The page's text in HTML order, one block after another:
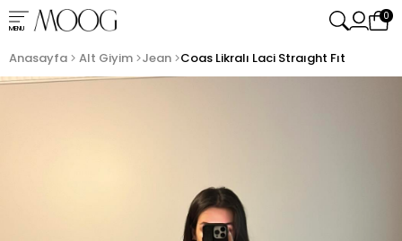
MENU
0
Anasayfa Alt Giyim Jean Coas Likralı Laci Straıght Fıt